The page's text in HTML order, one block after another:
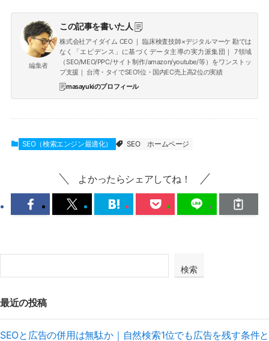
編集者
この記事を書いた人
株式会社アイダイム CEO ｜ 臨床検査技師×デジタルマーケ 勘では
なく「エビデンス」に基づくデータ主導の実力派集団｜ 7領域
（SEO/MEO/PPC/サイト制作/amazon/youtube/等）をワンストッ
プ支援｜ 台湾・タイでSEO1位・国内EC売上高2位の実績
masayukiのプロフィール
SEO（検索エンジン最適化） SEO ホームページ
よかったらシェアしてね！
検索
最近の投稿
SEOと広告の併用は無駄か｜自然検索1位でも広告を残す条件と